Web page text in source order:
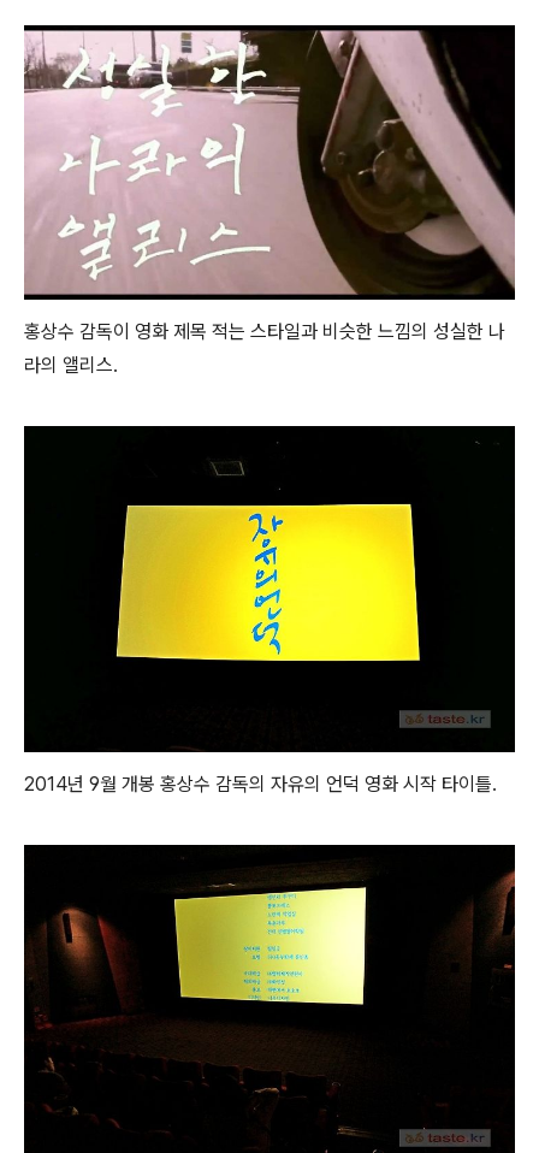
홍상수 감독이 영화 제목 적는 스타일과 비슷한 느낌의 성실한 나
라의 앨리스.
2014년 9월 개봉 홍상수 감독의 자유의 언덕 영화 시작 타이틀.